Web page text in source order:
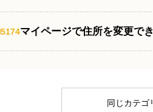
5174マイページで住所を変更で
同じカテゴ